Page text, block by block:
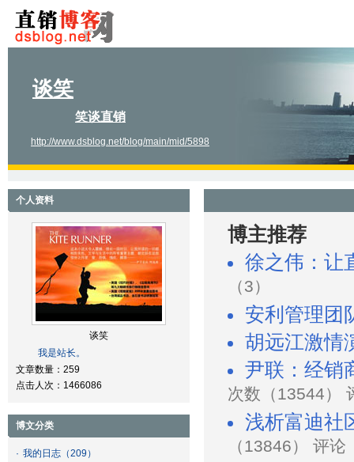
谈笑
笑谈直销
http://www.dsblog.net/blog/main/mid/5898
个人资料
谈笑
我是站长。
文章数量：259
点击人次：1466086
博文分类
· 我的日志 （209）
博主推荐
徐之伟：让
（3）
安利管理团
胡远江激情
尹联：经销
次数（13544）
浅析富迪社
（13846） 评论